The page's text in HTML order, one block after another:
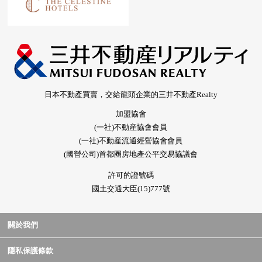
日本不動產買賣，交給龍頭企業的三井不動產Realty
加盟協會
(一社)不動産協會會員
(一社)不動産流通經營協會會員
(國營公司)首都圈房地產公平交易協議會
許可的證號碼
國土交通大臣(15)777號
關於我們
隱私保護條款